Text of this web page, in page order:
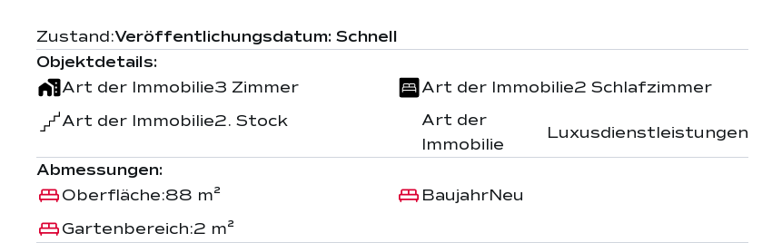
Zustand:Veröffentlichungsdatum: Schnell
Objektdetails:
Art der Immobilie3 Zimmer Art der Immobilie2 Schlafzimmer
Art der Immobilie2. Stock
Art der
Immobilie
Luxusdienstleistungen
Abmessungen:
Oberfläche:88 m² BaujahrNeu
Gartenbereich:2 m²